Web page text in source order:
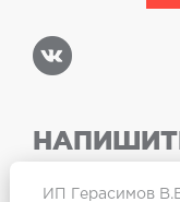
ИП Герасимов